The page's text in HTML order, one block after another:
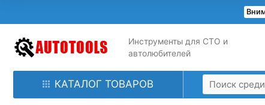
Инструменты для СТО и
автолюбителей
КАТАЛОГ ТОВАРОВ